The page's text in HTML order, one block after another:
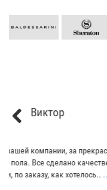
Мой отец заказывал
всего понравилось -